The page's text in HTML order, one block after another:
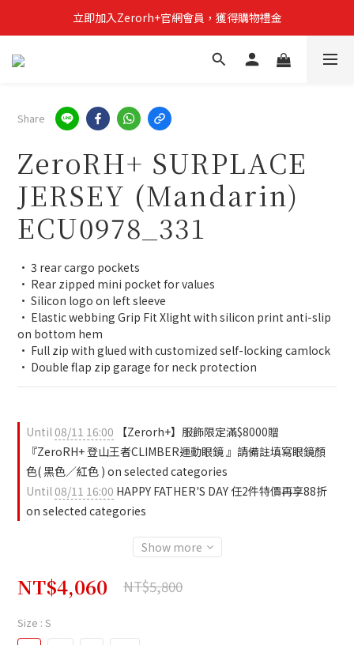
立即加入Zerorh+官網會員，獲得購物禮金
立即加入Zerorh+官網會員，獲得購物禮金
Zerorh+期間限定優惠全館滿15000折1500滿20000折2500
Share
ZeroRH+ SURPLACE
JERSEY (Mandarin)
ECU0978_331
• 3 rear cargo pockets
• Rear zipped mini pocket for values
• Silicon logo on left sleeve
• Elastic webbing Grip Fit Xlight with silicon print anti-slip
on bottom hem
• Full zip with glued with customized self-locking camlock
• Double flap zip garage for neck protection
Until08/11 16:00 【Zerorh+】服飾限定滿$8000贈
『ZeroRH+ 登山王者CLIMBER運動眼鏡 』請備註填寫眼鏡顏
色( 黑色／紅色 ) on selected categories
Until08/11 16:00 HAPPY FATHER'S DAY 任2件特價再享88折
on selected categories
Show more
NT$4,060 NT$5,800
Size : S